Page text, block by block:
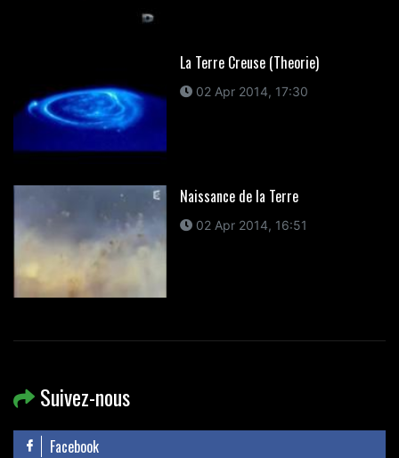
La Terre Creuse (Theorie)
02 Apr 2014, 17:30
Naissance de la Terre
02 Apr 2014, 16:51
Suivez-nous
Facebook